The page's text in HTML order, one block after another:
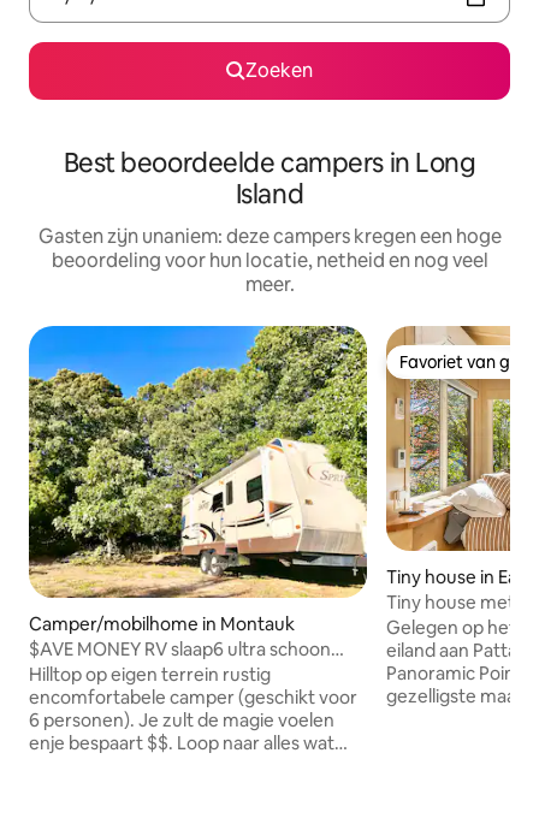
Zoeken
Best beoordeelde campers in Long
Island
Gasten zijn unaniem: deze campers kregen een hoge
beoordeling voor hun locatie, netheid en nog veel
meer.
Camper/mobilhome in Montauk
$AVE MONEY RV slaap6 ultra schoon
WALK2all vuurplaats
Hilltop op eigen terrein rustig
encomfortabele camper (geschikt voor
6 personen). Je zult de magie voelen
enje bespaart $$. Loop naar alles wat
Favoriet van
Favoriet van
Tiny house in East
Tiny house met
Gelegen op het
eiland aan
Panoramic Point
gezelligste maar